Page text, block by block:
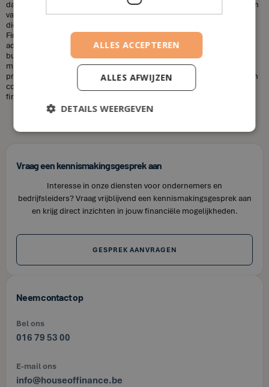
dat financieel adviseurs duur zijn. Dit is niet altijd het geval. De kosten
van een financieel adviseur kunnen variëren, afhankelijk van de
diensten die u nodig heeft en uw financiële situatie. Bij House of
Finance bieden wij betaalbare tarieven voor onze financiële
adviesdiensten, zodat u uw financiën kunt optimaliseren zonder uw
budget te overschrijden. Kortom, laat u niet misleiden door de
misvattingen over financieel adviseurs. Als u op zoek bent naar
professioneel en betrouwbaar financieel advies in Halmaal, neem dan
contact op met House of Finance. Wij staan klaar om u te helpen uw
financiële doelen te bereiken.
Vraag een kennismakingsgesprek aan
Interesse in onze diensten voor ondernemers en
bedrijfsleiders? Vraag vrijblijvend een kennismakingsgesprek aan
en krijg direct inzichten in jouw financiële mogelijkheden.
GESPREK AANVRAGEN
Neem contact op
Bel ons
016 79 53 00
E-mail ons
info@houseoffinance.be
ALLES ACCEPTEREN
ALLES AFWIJZEN
DETAILS WEERGEVEN